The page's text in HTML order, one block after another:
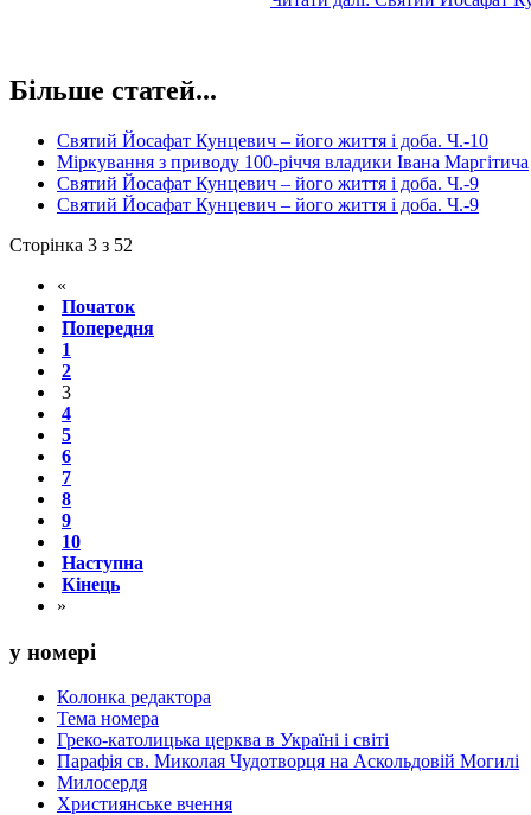
Більше статей...
Святий Йосафат Кунцевич – його життя і доба. Ч.-10
Міркування з приводу 100-річчя владики Івана Маргітича
Святий Йосафат Кунцевич – його життя і доба. Ч.-9
Святий Йосафат Кунцевич – його життя і доба. Ч.-9
Сторінка 3 з 52
«
Початок
Попередня
1
2
3
4
5
6
7
8
9
10
Наступна
Кінець
»
у номері
Колонка редактора
Тема номера
Греко-католицька церква в Україні і світі
Парафія св. Миколая Чудотворця на Аскольдовій Могилі
Милосердя
Християнське вчення